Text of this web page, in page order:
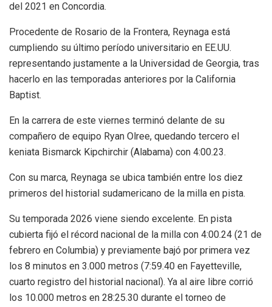
del 2021 en Concordia.
Procedente de Rosario de la Frontera, Reynaga está
cumpliendo su último período universitario en EE.UU.
representando justamente a la Universidad de Georgia, tras
hacerlo en las temporadas anteriores por la California
Baptist.
En la carrera de este viernes terminó delante de su
compañero de equipo Ryan Olree, quedando tercero el
keniata Bismarck Kipchirchir (Alabama) con 4:00.23.
Con su marca, Reynaga se ubica también entre los diez
primeros del historial sudamericano de la milla en pista.
Su temporada 2026 viene siendo excelente. En pista
cubierta fijó el récord nacional de la milla con 4:00.24 (21 de
febrero en Columbia) y previamente bajó por primera vez
los 8 minutos en 3.000 metros (7:59.40 en Fayetteville,
cuarto registro del historial nacional). Ya al aire libre corrió
los 10.000 metros en 28:25.30 durante el torneo de